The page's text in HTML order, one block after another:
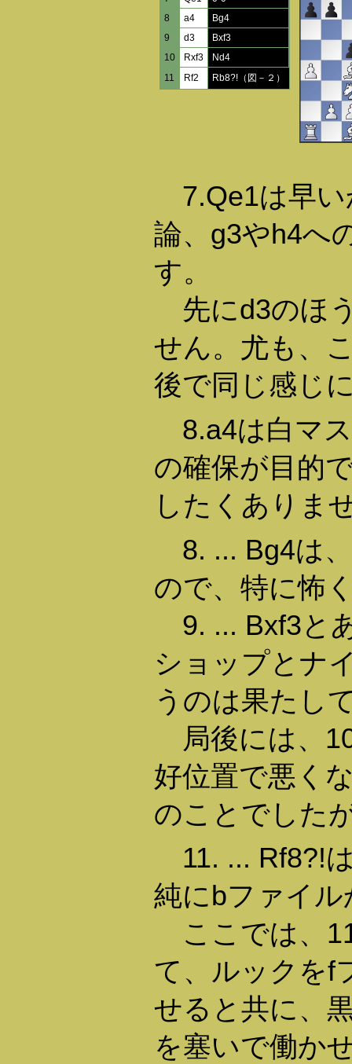
8
a4
Bg4
9
d3
Bxf3
10
Rxf3
Nd4
11
Rf2 Rb8?!（図－２）
7.Qe1は早い
論、g3やh4へ
す。
先にd3のほ
せん。尤も、
後で同じ感じ
8.a4は白マ
の確保が目的
したくありま
8. ... Bg4は
ので、特に怖
9. ... Bxf3と
ショップとナ
うのは果たし
局後には、
好位置で悪く
のことでした
11. ... Rf8?!
純にbファイ
ここでは、
て、ルックをf
せると共に、
を塞いで働か